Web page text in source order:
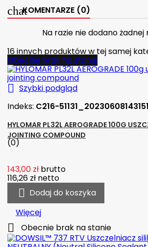
KOMENTARZE (0)
Na razie nie dodano żadnej
16 innych produktów w tej samej
Obecnie brak na stanie
 Szybki podgląd
Indeks: C216-51131_20230608143151
HYLOMAR PL32L AEROGRADE 100G
JOINTING COMPOUND
(0)
143,00 zł brutto
116,26 zł netto
 Dodaj do koszyka
Więcej
 Obecnie brak na stanie